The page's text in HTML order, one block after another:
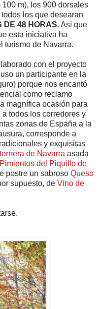
100 m), los 900 dorsales
los que desearan
DE 48 HORAS. Así que
esta iniciativa ha
turismo de Navarra.
con el proyecto
un participante en la
porque nos encantó
como reclamo
magnífica ocasión para
todos los corredores y
zonas de España a la
corresponde a
y exquisitas
ternera de Navarra asada
Pimientos del Piquillo de
postre un sabroso Queso
supuesto, de Vino de